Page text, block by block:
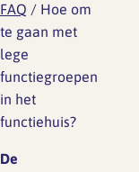
FAQ / Hoe om
te gaan met
lege
functiegroepen
in het
functiehuis?
De